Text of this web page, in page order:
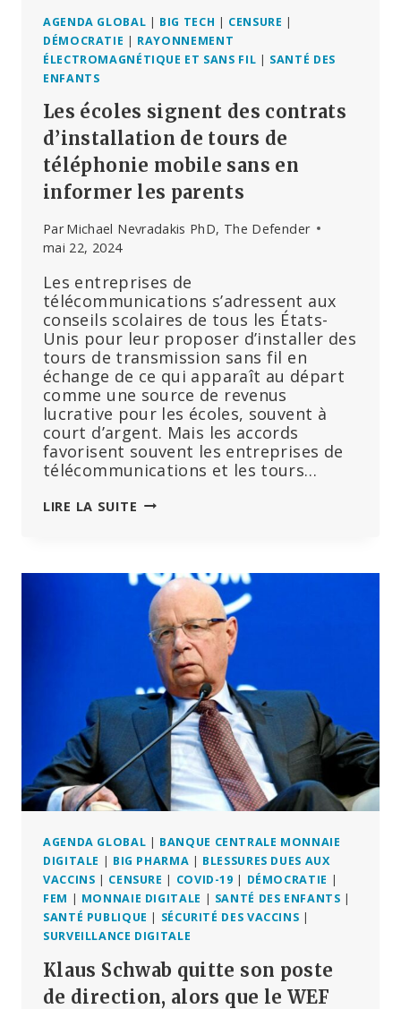
RKI
NE
DOIVENT
NOIRCIES
AGENDA GLOBAL | BIG TECH | CENSURE |
DÉMOCRATIE | RAYONNEMENT
ÉLECTROMAGNÉTIQUE ET SANS FIL | SANTÉ DES
ENFANTS
Les écoles signent des contrats
d’installation de tours de
téléphonie mobile sans en
informer les parents
Par Michael Nevradakis PhD, The Defender
mai 22, 2024
Les entreprises de
télécommunications s’adressent aux
conseils scolaires de tous les États-
Unis pour leur proposer d’installer des
tours de transmission sans fil en
échange de ce qui apparaît au départ
comme une source de revenus
lucrative pour les écoles, souvent à
court d’argent. Mais les accords
favorisent souvent les entreprises de
télécommunications et les tours…
LIRE LA SUITE LES
CONTRATS
D’INSTALLATION
DE
TOURS
DE
TÉLÉPHONIE
MOBILE
SANS
EN
INFORMER
LES
PARENTS
AGENDA GLOBAL | BANQUE CENTRALE MONNAIE
DIGITALE | BIG PHARMA | BLESSURES DUES AUX
VACCINS | CENSURE | COVID-19 | DÉMOCRATIE |
FEM | MONNAIE DIGITALE | SANTÉ DES ENFANTS |
SANTÉ PUBLIQUE | SÉCURITÉ DES VACCINS |
SURVEILLANCE DIGITALE
Klaus Schwab quitte son poste
de direction, alors que le WEF